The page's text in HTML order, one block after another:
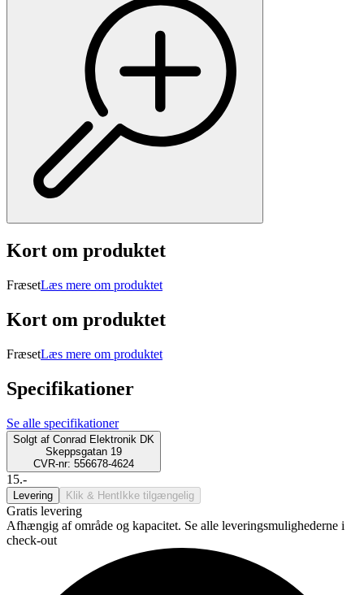
Kort om produktet
FræsetLæs mere om produktet
Kort om produktet
FræsetLæs mere om produktet
Specifikationer
Se alle specifikationer
Solgt af Conrad Elektronik DK
Skeppsgatan 19
CVR-nr: 556678-4624
15.-
Levering Klik & Hent Ikke tilgængelig
Gratis levering
Afhængig af område og kapacitet. Se alle leveringsmulighederne i
check-out